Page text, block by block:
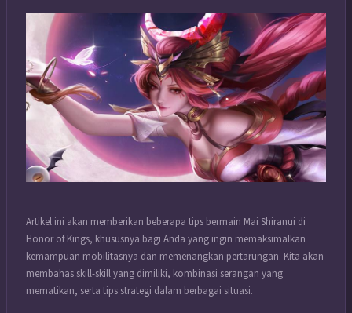
Artikel ini akan memberikan beberapa tips bermain Mai Shiranui di
Honor of Kings, khususnya bagi Anda yang ingin memaksimalkan
kemampuan mobilitasnya dan memenangkan pertarungan. Kita akan
membahas skill-skill yang dimiliki, kombinasi serangan yang
mematikan, serta tips strategi dalam berbagai situasi.